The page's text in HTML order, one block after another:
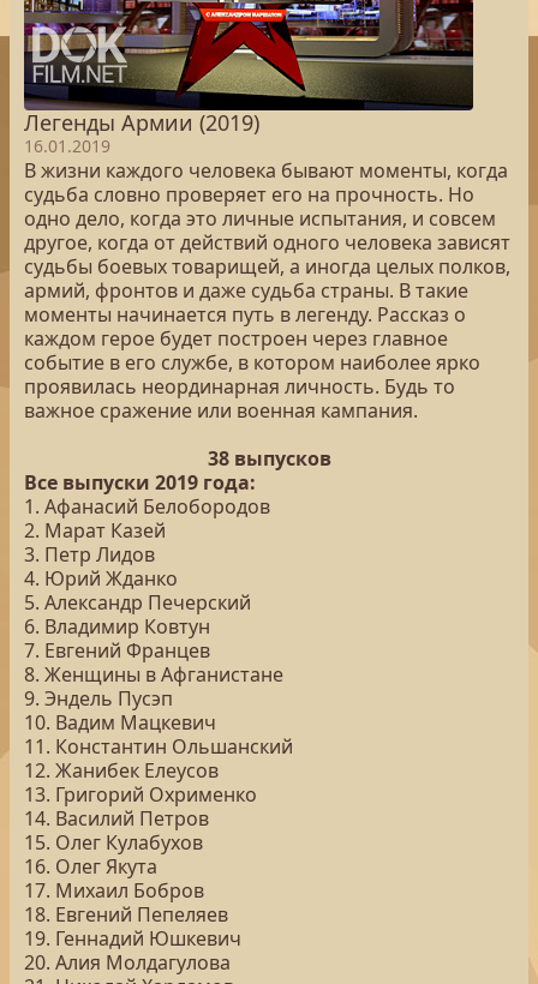
Легенды Армии (2019)
16.01.2019
В жизни каждого человека бывают моменты, когда
судьба словно проверяет его на прочность. Но
одно дело, когда это личные испытания, и совсем
другое, когда от действий одного человека зависят
судьбы боевых товарищей, а иногда целых полков,
армий, фронтов и даже судьба страны. В такие
моменты начинается путь в легенду. Рассказ о
каждом герое будет построен через главное
событие в его службе, в котором наиболее ярко
проявилась неординарная личность. Будь то
важное сражение или военная кампания.
38 выпусков
Все выпуски 2019 года:
1. Афанасий Белобородов
2. Марат Казей
3. Петр Лидов
4. Юрий Жданко
5. Александр Печерский
6. Владимир Ковтун
7. Евгений Францев
8. Женщины в Афганистане
9. Эндель Пусэп
10. Вадим Мацкевич
11. Константин Ольшанский
12. Жанибек Елеусов
13. Григорий Охрименко
14. Василий Петров
15. Олег Кулабухов
16. Олег Якута
17. Михаил Бобров
18. Евгений Пепеляев
19. Геннадий Юшкевич
20. Алия Молдагулова